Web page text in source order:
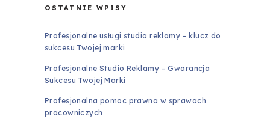
OSTATNIE WPISY
Profesjonalne usługi studia reklamy – klucz do
sukcesu Twojej marki
Profesjonalne Studio Reklamy – Gwarancja
Sukcesu Twojej Marki
Profesjonalna pomoc prawna w sprawach
pracowniczych